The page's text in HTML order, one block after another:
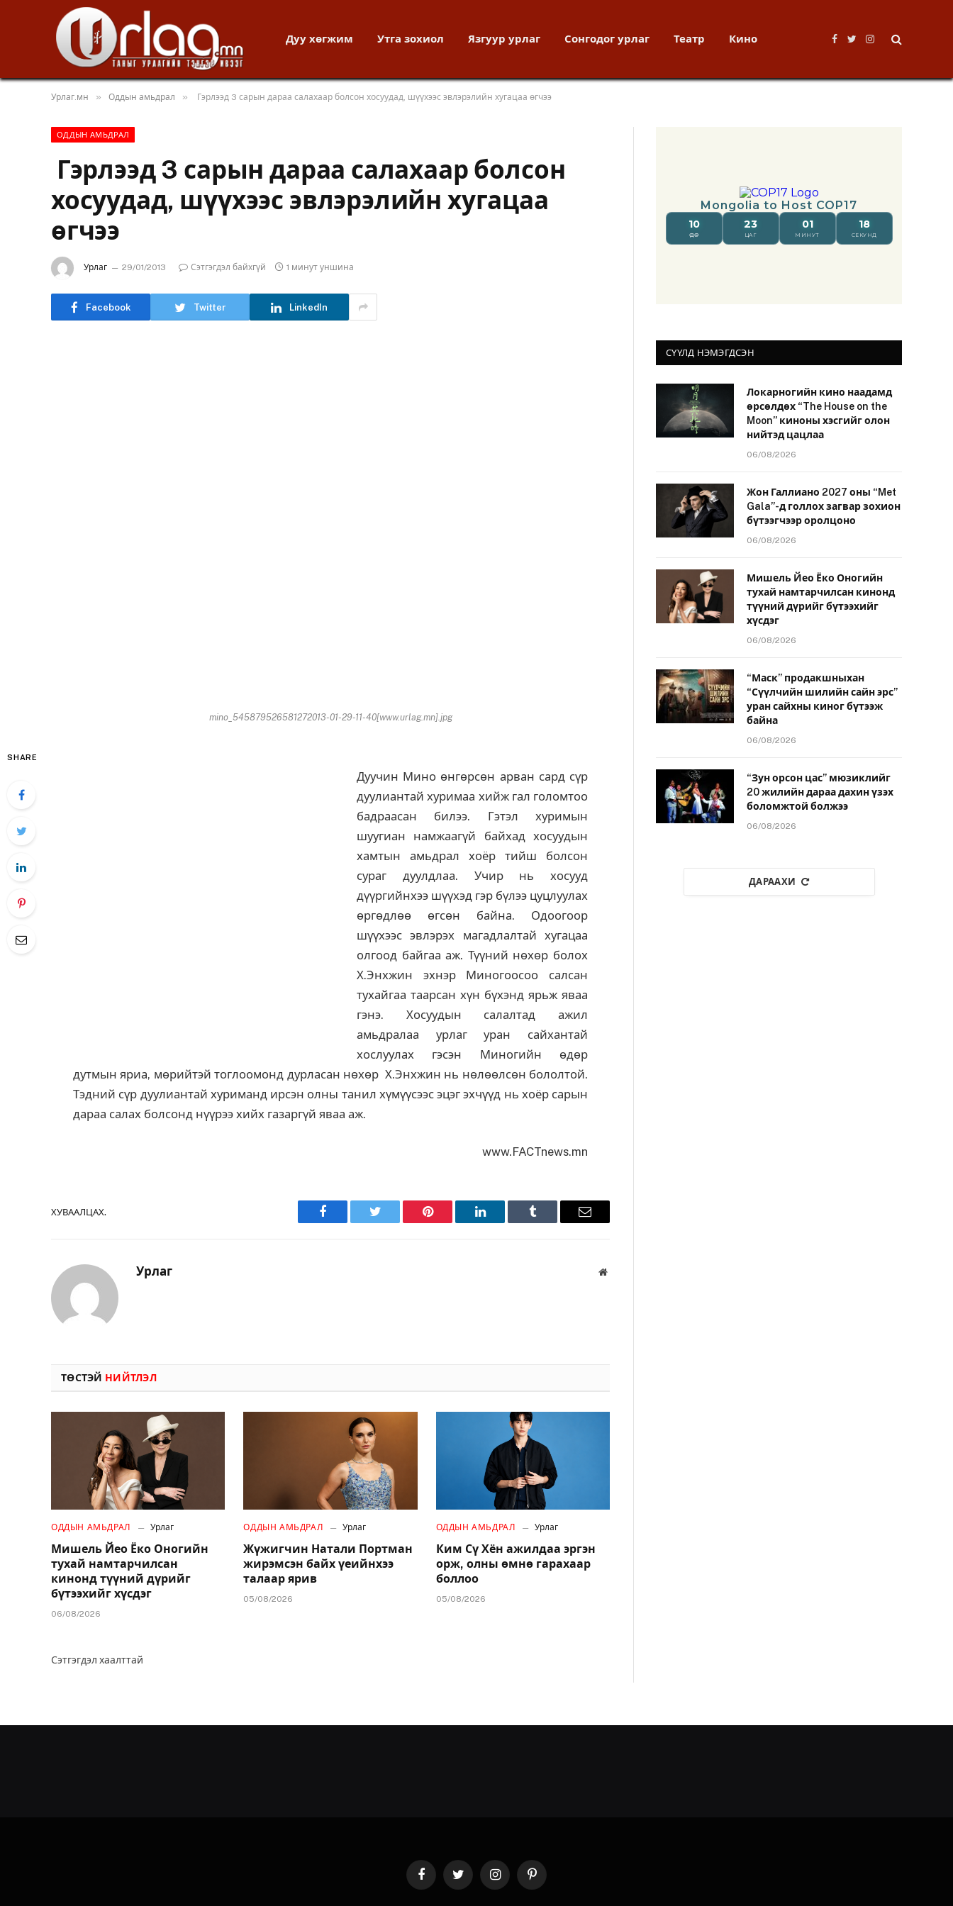
Дуу хөгжим Утга зохиол Язгуур урлаг Сонгодог урлаг Театр Кино
Facebook
TwitterInstagram
Урлаг.мн » Оддын амьдрал » Гэрлээд 3 сарын дараа салахаар болсон хосуудад, шүүхээс эвлэрэлийн хугацаа өгчээ
ОДДЫН АМЬДРАЛ
Гэрлээд 3 сарын дараа салахаар болсон
хосуудад, шүүхээс эвлэрэлийн хугацаа
өгчээ
Урлаг 29/01/2013 Сэтгэгдэл байхгүй 1 минут уншина
Facebook Twitter LinkedIn
mino_545879526581272013-01-29-11-40[www.urlag.mn].jpg
SHARE
Дуучин Мино өнгөрсөн арван сард сүр
дуулиантай хуримаа хийж гал голомтоо
бадраасан билээ. Гэтэл хуримын
шуугиан намжаагүй байхад хосуудын
хамтын амьдрал хоёр тийш болсон
сураг дуулдлаа. Учир нь хосууд
дүүргийнхээ шүүхэд гэр бүлээ цуцлуулах
өргөдлөө өгсөн байна. Одоогоор
шүүхээс эвлэрэх магадлалтай хугацаа
олгоод байгаа аж. Түүний нөхөр болох
Х.Энхжин эхнэр Миногоосоо салсан
тухайгаа таарсан хүн бүхэнд ярьж яваа
гэнэ. Хосуудын салалтад ажил
амьдралаа урлаг уран сайхантай
хослуулах гэсэн Миногийн өдөр
дутмын яриа, мөрийтэй тоглоомонд дурласан нөхөр Х.Энхжин нь нөлөөлсөн бололтой.
Тэдний сүр дуулиантай хуриманд ирсэн олны танил хүмүүсээс эцэг эхчүүд нь хоёр сарын
дараа салах болсонд нүүрээ хийх газаргүй яваа аж.
www.FACTnews.mn
ХУВААЛЦАХ.
Facebook Twitter Pinterest LinkedIn Tumblr Имэйл
Урлаг Вэбсайт
ТӨСТЭЙ НИЙТЛЭЛ
ОДДЫН АМЬДРАЛ Урлаг
Мишель Йео Ёко Оногийн
тухай намтарчилсан
кинонд түүний дүрийг
бүтээхийг хүсдэг
06/08/2026
ОДДЫН АМЬДРАЛ Урлаг
Жүжигчин Натали Портман
жирэмсэн байх үеийнхээ
талаар ярив
05/08/2026
ОДДЫН АМЬДРАЛ Урлаг
Ким Сү Хён ажилдаа эргэн
орж, олны өмнө гарахаар
боллоо
05/08/2026
Сэтгэгдэл хаалттай
СҮҮЛД НЭМЭГДСЭН
Локарногийн кино наадамд
өрсөлдөх “The House on the
Moon” киноны хэсгийг олон
нийтэд цацлаа
06/08/2026
Жон Галлиано 2027 оны “Met
Gala”-д голлох загвар зохион
бүтээгчээр оролцоно
06/08/2026
Мишель Йео Ёко Оногийн
тухай намтарчилсан кинонд
түүний дүрийг бүтээхийг
хүсдэг
06/08/2026
“Маск” продакшныхан
“Сүүлчийн шилийн сайн эрс”
уран сайхны киног бүтээж
байна
06/08/2026
“Зун орсон цас” мюзиклийг
20 жилийн дараа дахин үзэх
боломжтой болжээ
06/08/2026
ДАРААХИ
FacebookTwitter InstagramPinterest